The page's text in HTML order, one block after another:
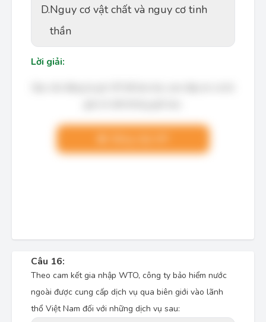
D.Nguy cơ vật chất và nguy cơ tinh
thần
Lời giải:
Câu 16:
Theo cam kết gia nhập WTO, công ty bảo hiểm nước
ngoài được cung cấp dịch vụ qua biên giới vào lãnh
thổ Việt Nam đối với những dịch vụ sau: